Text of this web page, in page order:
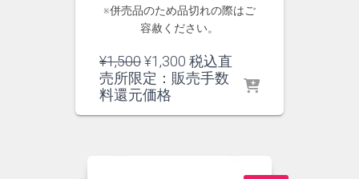
※併売品のため品切れの際はご
容赦ください。
¥1,500元
の
価
¥1,300 現
在
税込直
売所限定：販売手数
料還元価格